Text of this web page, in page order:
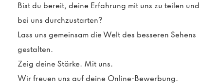
Bist du bereit, deine Erfahrung mit uns zu teilen und
bei uns durchzustarten?
Lass uns gemeinsam die Welt des besseren Sehens
gestalten.
Zeig deine Stärke. Mit uns.
Wir freuen uns auf deine Online-Bewerbung.